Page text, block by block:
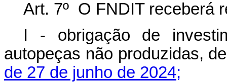
Art. 7º O FNDIT receberá
I - obrigação de
autopeças não produzidas,
de 27 de junho de 2024;